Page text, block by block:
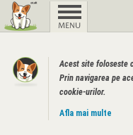
Acest site foloseste
Prin navigarea pe
cookie-urilor.
Afla mai multe